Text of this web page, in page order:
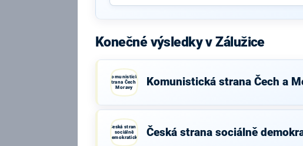
Konečné výsledky v Zálužice
Komunistická
strana Čech a
Moravy
Komunistická strana Čech a
Česká strana
sociálně
demokratická
Česká strana sociálně